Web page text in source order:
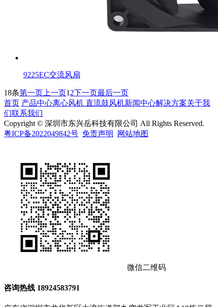
9225EC交流风扇
18条第一页 上一页1 2下一页最后一页
首页 产品中心离心风机 直流鼓风机新闻中心解决方案关于我
们联系我们
Copyright © 深圳市东兴岳科技有限公司 All Rights Reserved.
粤ICP备2022049842号 免责声明 网站地图
微信二维码
咨询热线 18924583791